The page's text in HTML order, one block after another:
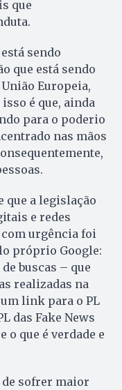
que
sendo
que está sendo
Europeia,
é que, ainda
para o poderio
nas mãos
que a legislação
e redes
urgência foi
próprio Google:
buscas – que
realizadas na
link para o PL
das Fake News
o que é verdade e
de sofrer maior